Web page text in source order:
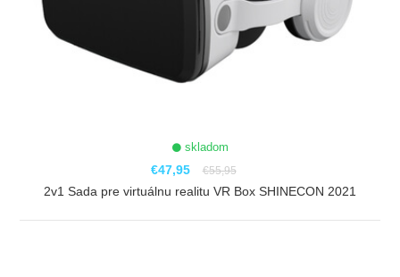
skladom
€47,95 €55,95
2v1 Sada pre virtuálnu realitu VR Box SHINECON 2021